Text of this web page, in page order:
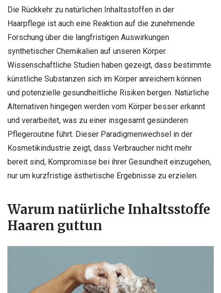
Die Rückkehr zu natürlichen Inhaltsstoffen in der
Haarpflege ist auch eine Reaktion auf die zunehmende
Forschung über die langfristigen Auswirkungen
synthetischer Chemikalien auf unseren Körper.
Wissenschaftliche Studien haben gezeigt, dass bestimmte
künstliche Substanzen sich im Körper anreichern können
und potenzielle gesundheitliche Risiken bergen. Natürliche
Alternativen hingegen werden vom Körper besser erkannt
und verarbeitet, was zu einer insgesamt gesünderen
Pflegeroutine führt. Dieser Paradigmenwechsel in der
Kosmetikindustrie zeigt, dass Verbraucher nicht mehr
bereit sind, Kompromisse bei ihrer Gesundheit einzugehen,
nur um kurzfristige ästhetische Ergebnisse zu erzielen.
Warum natürliche Inhaltsstoffe
Haaren guttun